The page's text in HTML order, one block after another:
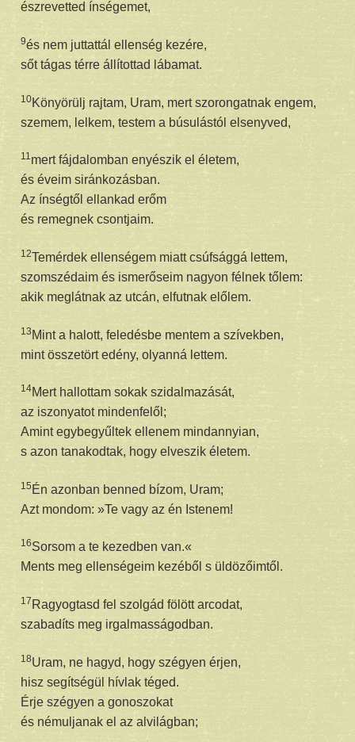
észrevetted ínségemet,
9és nem juttattál ellenség kezére,
sőt tágas térre állítottad lábamat.
10Könyörülj rajtam, Uram, mert szorongatnak engem,
szemem, lelkem, testem a búsulástól elsenyved,
11mert fájdalomban enyészik el életem,
és éveim siránkozásban.
Az ínségtől ellankad erőm
és remegnek csontjaim.
12Temérdek ellenségem miatt csúfsággá lettem,
szomszédaim és ismerőseim nagyon félnek tőlem:
akik meglátnak az utcán, elfutnak előlem.
13 Mint a halott, feledésbe mentem a szívekben,
mint összetört edény, olyanná lettem.
14Mert hallottam sokak szidalmazását,
az iszonyatot mindenfelől;
Amint egybegyűltek ellenem mindannyian,
s azon tanakodtak, hogy elveszik életem.
15 Én azonban benned bízom, Uram;
Azt mondom: »Te vagy az én Istenem!
16Sorsom a te kezedben van.«
Ments meg ellenségeim kezéből s üldözőimtől.
17 Ragyogtasd fel szolgád fölött arcodat,
szabadíts meg irgalmasságodban.
18Uram, ne hagyd, hogy szégyen érjen,
hisz segítségül hívlak téged.
Érje szégyen a gonoszokat
és némuljanak el az alvilágban;